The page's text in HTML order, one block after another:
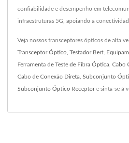
confiabilidade e desempenho em
infraestruturas 5G, apoiando a
Veja nossos transceptores ópticos de alta
Transceptor Óptico Testador Bert
Ferramenta de Teste de Fibra Óptica Cabo
Cabo de Conexão Direta Subconjunto
Subconjunto Óptico Receptore sinta-se à